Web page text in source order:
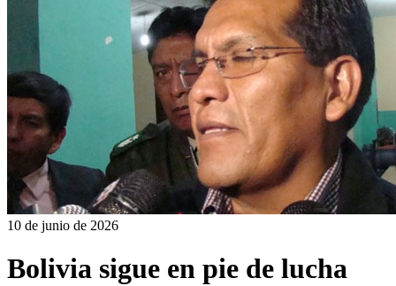
10 de junio de 2026
Bolivia sigue en pie de lucha